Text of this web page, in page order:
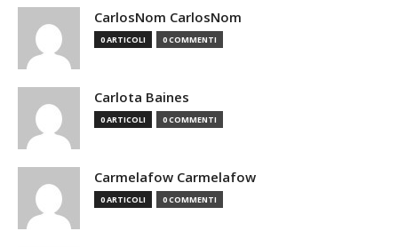
CarlosNom CarlosNom
0 ARTICOLI 0 COMMENTI
Carlota Baines
0 ARTICOLI 0 COMMENTI
Carmelafow Carmelafow
0 ARTICOLI 0 COMMENTI